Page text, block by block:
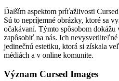
Ďalším aspektom príťažlivosti
Sú to nepríjemné obrázky, ktoré sa
očakávaní. Týmto spôsobom
zapôsobiť na nás. Ich
jedinečnú estetiku, ktorá si získala
médiách a v online komunite.
Význam Cursed Images